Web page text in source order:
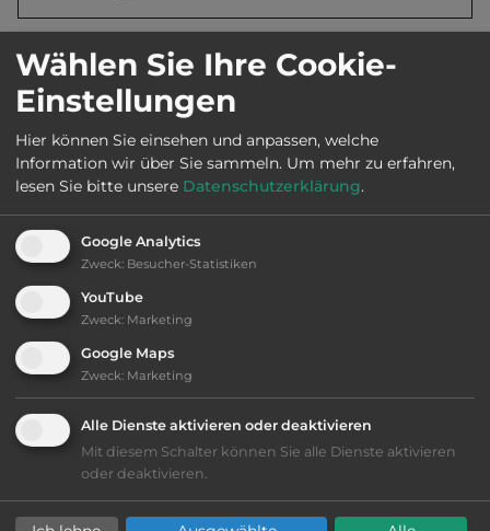
Ausstattung:
Lage: ansprechend
Geräuschkulisse: erträgliche
Lärmbelästigung
nur Barzahlung
Grasgelände, Wiese
teilweise Schatten
Stromanschluss
Wählen Sie Ihre Cookie-
Einstellungen
Hier können Sie einsehen und anpassen, welche
Information wir über Sie sammeln. Um mehr zu erfahren,
lesen Sie bitte unsere Datenschutzerklärung.
Google Analytics
Zweck: Besucher-Statistiken
YouTube
Zweck: Marketing
Google Maps
Zweck: Marketing
Alle Dienste aktivieren oder deaktivieren
Mit diesem Schalter können Sie alle Dienste aktivieren
oder deaktivieren.